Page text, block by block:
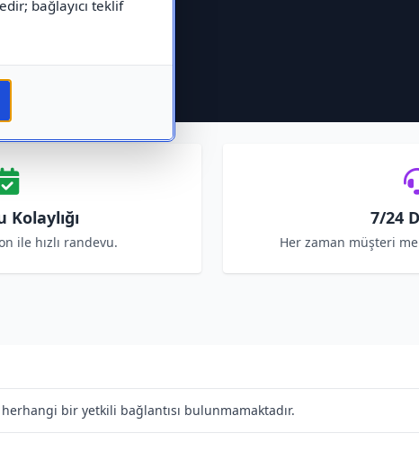
bağlayıcı teklif
Kolaylığı
ile hızlı randevu.
7/24
Her zaman müşteri
bir yetkili bağlantısı bulunmamaktadır.